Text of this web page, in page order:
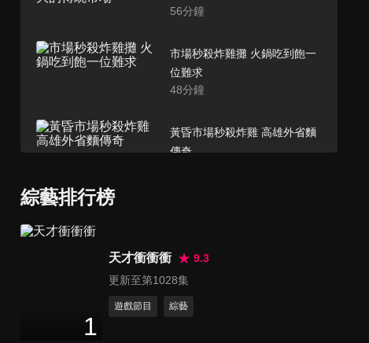
56分鐘
市場秒殺炸雞攤 火鍋吃到飽一
位難求
48分鐘
黃昏市場秒殺炸雞 高雄外省麵
傳奇
黃昏市場傳奇 平價日本料理 讓
路也要吃
綜藝排行榜
1
天才衝衝衝
9.3
更新至第1028集
遊戲節目 綜藝